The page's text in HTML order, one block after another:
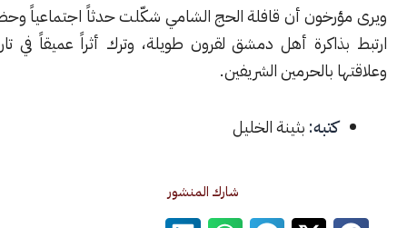
أن قافلة الحج الشامي شكّلت حدثاً اجتماعياً وحضارياً ضخماً
أهل دمشق لقرون طويلة، وترك أثراً عميقاً في تاريخ المدينة
بالحرمين الشريفين.
بثينة الخليل
شارك المنشور